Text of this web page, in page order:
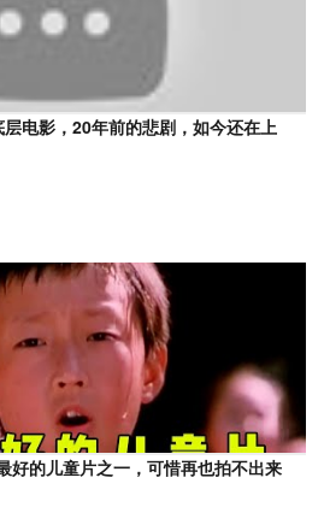
层电影，20年前的悲剧，如今还在上
好的儿童片之一，可惜再也拍不出来